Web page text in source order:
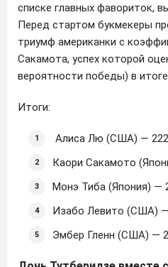
списке главных фавориток,
Перед стартом букмекеры
триумф американки с
Сакамота, успех которой
вероятности победы) в
Итоги:
Алиса Лю (США) —
Каори Сакамото
Монэ Тиба (Япония) —
Изабо Левито (США) —
Эмбер Гленн (США) —